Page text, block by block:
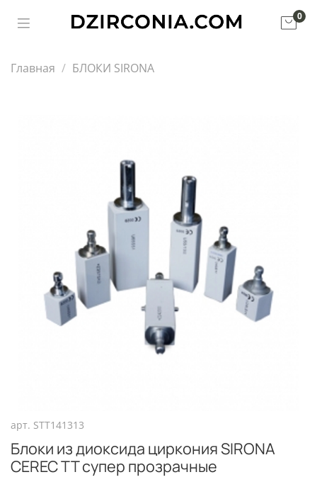
0
Главная БЛОКИ SIRONA
арт. STT141313
Блоки из диоксида циркония SIRONA
CEREC TT супер прозрачные